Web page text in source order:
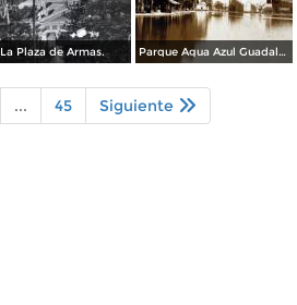
La Plaza de Armas. Parque Agua Azul Guadalajara, Jalisco.
... 45 Siguiente